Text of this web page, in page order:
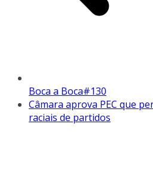
Boca a Boca#130
Câmara aprova PEC que
raciais de partidos